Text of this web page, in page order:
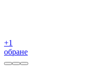
+1
обране